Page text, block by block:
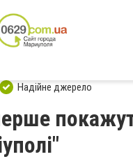
Надійне джерело